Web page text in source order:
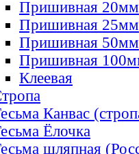
Пришивная 20мм
Пришивная 25мм
Пришивная 50мм
Пришивная
Клеевая
Канвас
Ёлочка
шляпная